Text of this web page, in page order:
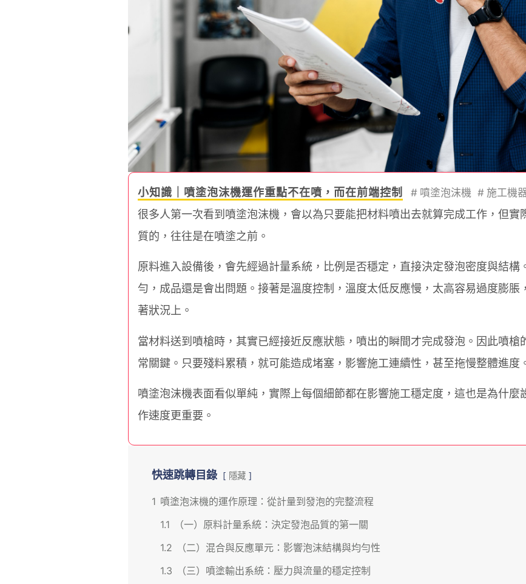
小知識｜噴塗泡沫機運作重點不在噴，而在前端控制 # 噴塗泡沫機 # 施工機
很多人第一次看到噴塗泡沫機，會以為只要能把材料噴出去就算完成工作，但實
質的，往往是在噴塗之前。
原料進入設備後，會先經過計量系統，比例是否穩定，直接決定發泡密度與結構
勻，成品還是會出問題。接著是溫度控制，溫度太低反應慢，太高容易過度膨脹
著狀況上。
當材料送到噴槍時，其實已經接近反應狀態，噴出的瞬間才完成發泡。因此噴槍
常關鍵。只要殘料累積，就可能造成堵塞，影響施工連續性，甚至拖慢整體進度
噴塗泡沫機表面看似單純，實際上每個細節都在影響施工穩定度，這也是為什麼
作速度更重要。
快速跳轉目錄 隱藏
1 噴塗泡沫機的運作原理：從計量到發泡的完整流程
1.1
（一）原料計量系統：決定發泡品質的第一關
1.2
（二）混合與反應單元：影響泡沫結構與均勻性
1.3
（三）噴塗輸出系統：壓力與流量的穩定控制